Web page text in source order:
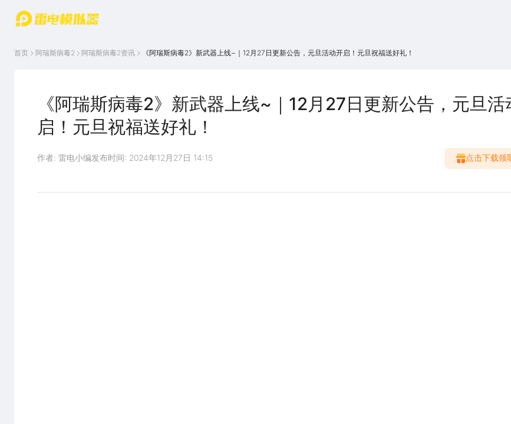
首页
游戏中
心
雷电圈
坛
WIKI
首页 阿瑞斯病毒2 阿瑞斯病毒2资讯 《阿瑞斯病毒2》新武器上线~｜12月27日更新公告，元旦活动开启！元旦祝福送好礼！
《阿瑞斯病毒2》新武器上线~｜12月27日更新公告，元旦活
启！元旦祝福送好礼！
作者: 雷电小编发布时间: 2024年12月27日 14:15 点击下载领